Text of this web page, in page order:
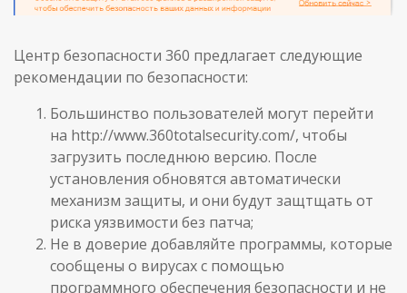
Центр безопасности 360 предлагает следующие
рекомендации по безопасности:
Большинство пользователей могут перейти
на http://www.360totalsecurity.com/, чтобы
загрузить последнюю версию. После
установления обновятся автоматически
механизм защиты, и они будут защтщать от
риска уязвимости без патча;
Не в доверие добавляйте программы, которые
сообщены о вирусах с помощью
программного обеспечения безопасности и не